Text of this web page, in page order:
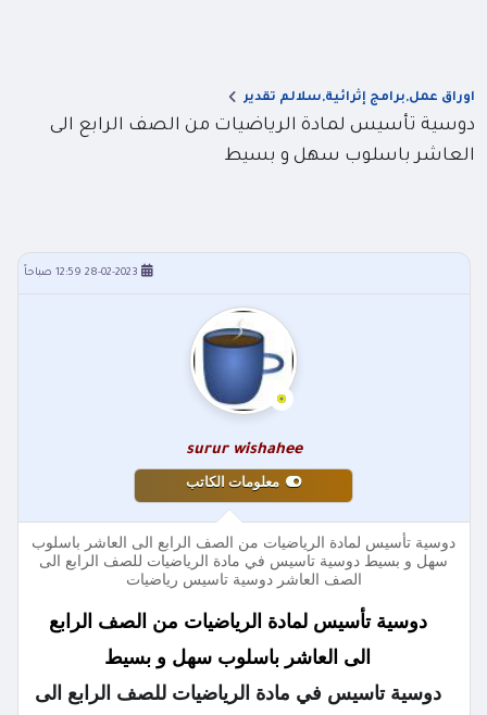
اوراق عمل,برامج إثرائية,سلالم تقدير
دوسية تأسيس لمادة الرياضيات من الصف الرابع الى
العاشر باسلوب سهل و بسيط
28-02-2023 12:59 صباحاً
surur wishahee
معلومات الكاتب
دوسية تأسيس لمادة الرياضيات من الصف الرابع الى العاشر باسلوب
سهل و بسيط دوسية تاسيس في مادة الرياضيات للصف الرابع الى
الصف العاشر دوسية تاسيس رياضيات
دوسية تأسيس لمادة الرياضيات من الصف الرابع
الى العاشر باسلوب سهل و بسيط
دوسية تاسيس في مادة الرياضيات للصف الرابع الى